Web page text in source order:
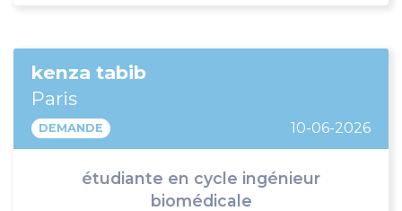
kenza tabib
Paris
DEMANDE 10-06-2026
étudiante en cycle ingénieur
biomédicale